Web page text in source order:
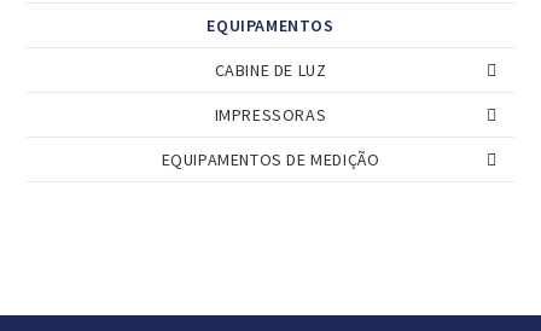
EQUIPAMENTOS
CABINE DE LUZ
IMPRESSORAS
EQUIPAMENTOS DE MEDIÇÃO